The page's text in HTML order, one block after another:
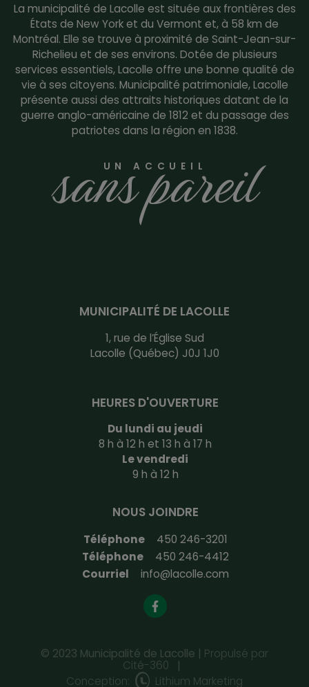
La municipalité de Lacolle est située aux frontières des
États de New York et du Vermont et, à 58 km de
Montréal. Elle se trouve à proximité de Saint-Jean-sur-
Richelieu et de ses environs. Dotée de plusieurs
services essentiels, Lacolle offre une bonne qualité de
vie à ses citoyens. Municipalité patrimoniale, Lacolle
présente aussi des attraits historiques datant de la
guerre anglo-américaine de 1812 et du passage des
patriotes dans la région en 1838.
UN ACCUEIL
sans pareil
MUNICIPALITÉ DE LACOLLE
1, rue de l’Église Sud
Lacolle (Québec) J0J 1J0
HEURES D'OUVERTURE
Du lundi au jeudi
8 h à 12 h et 13 h à 17 h
Le vendredi
9 h à 12 h
NOUS JOINDRE
Téléphone
450 246-3201
Téléphone
450 246-4412
Courriel
info@lacolle.com
© 2023 Municipalité de Lacolle | Propulsé par
Cité-360
Conception:
Lithium Marketing